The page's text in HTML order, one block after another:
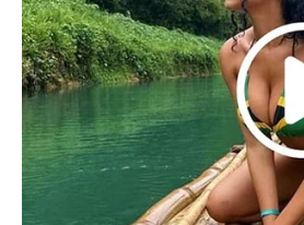
danima možete osetiti snažnu
i stabilnošću.
Na poslovnom planu mogu se
inspiraciju.
U ljubavi dolazi period nežnosti i
vezi mogu doživeti lepe trenutke sa